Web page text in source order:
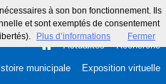
à son bon fonctionnement. Ils
et sont exemptés de consentement
Plus d’informations Fermer
Actualités Recherche
municipale Exposition virtuelle